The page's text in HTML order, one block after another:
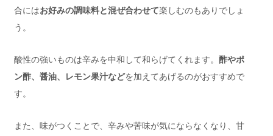
合にはお好みの調味料と混ぜ合わせて楽しむのもありでしょ
う。
酸性の強いものは辛みを中和して和らげてくれます。酢やポ
ン酢、醤油、レモン果汁などを加えてあげるのがおすすめで
す。
また、味がつくことで、辛みや苦味が気にならなくなり、甘